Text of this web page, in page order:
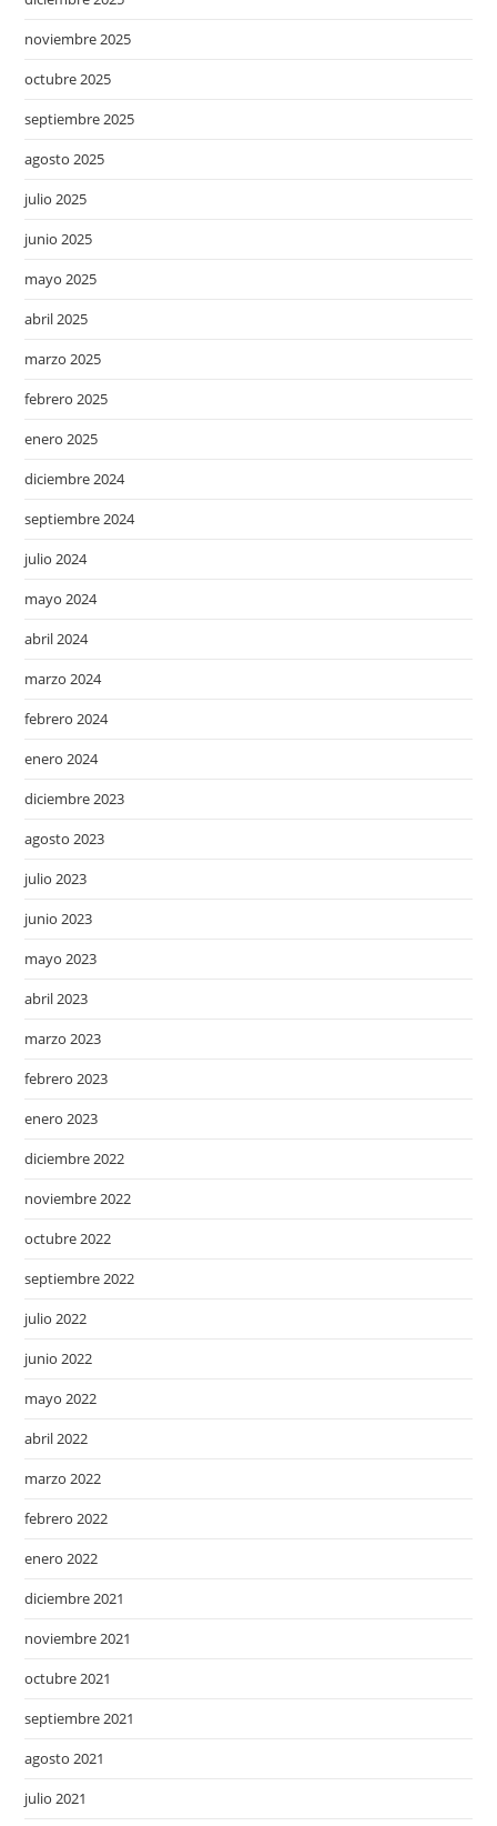
noviembre 2025
octubre 2025
septiembre 2025
agosto 2025
julio 2025
junio 2025
mayo 2025
abril 2025
marzo 2025
febrero 2025
enero 2025
diciembre 2024
septiembre 2024
julio 2024
mayo 2024
abril 2024
marzo 2024
febrero 2024
enero 2024
diciembre 2023
agosto 2023
julio 2023
junio 2023
mayo 2023
abril 2023
marzo 2023
febrero 2023
enero 2023
diciembre 2022
noviembre 2022
octubre 2022
septiembre 2022
julio 2022
junio 2022
mayo 2022
abril 2022
marzo 2022
febrero 2022
enero 2022
diciembre 2021
noviembre 2021
octubre 2021
septiembre 2021
agosto 2021
julio 2021